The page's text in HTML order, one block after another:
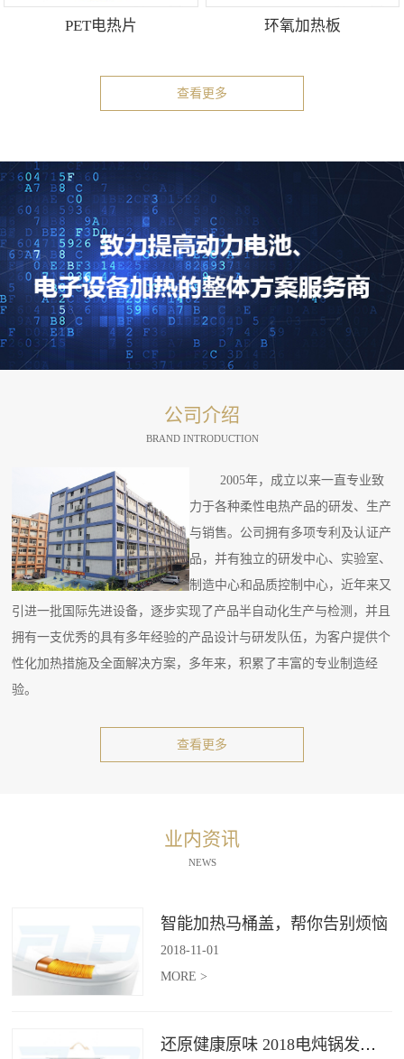
PET电热片 环氧加热板
查看更多
公司介绍
BRAND INTRODUCTION
2005年，成立以来一直专业致
力于各种柔性电热产品的研发、生产
与销售。公司拥有多项专利及认证产
品，并有独立的研发中心、实验室、
制造中心和品质控制中心，近年来又
引进一批国际先进设备，逐步实现了产品半自动化生产与检测，并且
拥有一支优秀的具有多年经验的产品设计与研发队伍，为客户提供个
性化加热措施及全面解决方案，多年来，积累了丰富的专业制造经
验。
查看更多
业内资讯
NEWS
智能加热马桶盖，帮你告别烦恼
2018-11-01
MORE >
还原健康原味 2018电炖锅发展趋势